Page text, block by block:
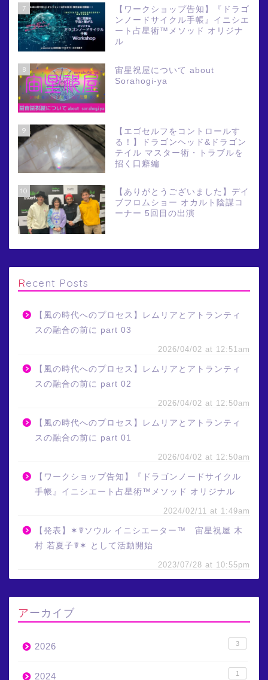
7
【ワークショップ告知】『ドラゴ
ンノードサイクル手帳』イニシエ
ート占星術™メソッド オリジナ
ル
8
宙星祝屋について about
Sorahogi-ya
9
【エゴセルフをコントロールす
る！】ドラゴンヘッド&ドラゴン
テイル マスター術・トラブルを
招く口癖編
10
【ありがとうございました】デイ
ブフロムショー オカルト陰謀コ
ーナー 5回目の出演
Recent Posts
【風の時代へのプロセス】レムリアとアトランティ
スの融合の前に part 03
2026/04/02 at 12:51am
【風の時代へのプロセス】レムリアとアトランティ
スの融合の前に part 02
2026/04/02 at 12:50am
【風の時代へのプロセス】レムリアとアトランティ
スの融合の前に part 01
2026/04/02 at 12:50am
【ワークショップ告知】『ドラゴンノードサイクル
手帳』イニシエート占星術™メソッド オリジナル
2024/02/11 at 1:49am
【発表】✶☤ソウル イニシエーター™ 宙星祝屋 木
村 若夏子☤✶ として活動開始
2023/07/28 at 10:55pm
アーカイブ
2026 3
2024 1